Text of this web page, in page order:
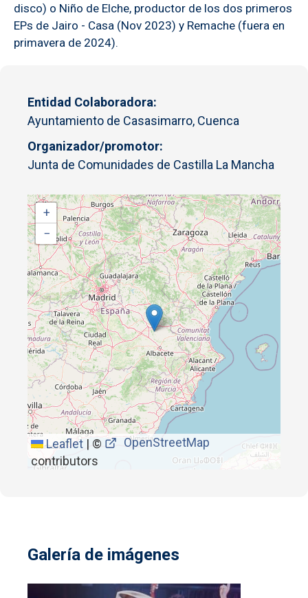
disco) o Niño de Elche, productor de los dos primeros
EPs de Jairo - Casa (Nov 2023) y Remache (fuera en
primavera de 2024).
Entidad Colaboradora
Ayuntamiento de Casasimarro, Cuenca
Organizador/promotor
Junta de Comunidades de Castilla La Mancha
+
−
Leaflet | ©
OpenStreetMap
contributors
Galería de imágenes